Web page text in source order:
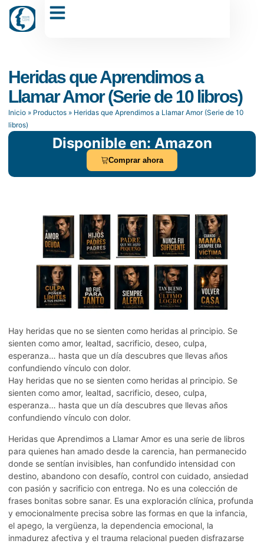
Heridas que Aprendimos a
Llamar Amor (Serie de 10 libros)
Inicio » Productos » Heridas que Aprendimos a Llamar Amor (Serie de 10
libros)
Disponible en: Amazon
Comprar ahora
Hay heridas que no se sienten como heridas al principio. Se
sienten como amor, lealtad, sacrificio, deseo, culpa,
esperanza… hasta que un día descubres que llevas años
confundiendo vínculo con dolor.
Hay heridas que no se sienten como heridas al principio. Se
sienten como amor, lealtad, sacrificio, deseo, culpa,
esperanza… hasta que un día descubres que llevas años
confundiendo vínculo con dolor.
Heridas que Aprendimos a Llamar Amor es una serie de libros
para quienes han amado desde la carencia, han permanecido
donde se sentían invisibles, han confundido intensidad con
destino, abandono con desafío, control con cuidado, ansiedad
con pasión y sacrificio con entrega. No es una colección de
frases bonitas sobre sanar. Es una exploración clínica, profunda
y emocionalmente precisa sobre las formas en que la infancia,
el apego, la vergüenza, la dependencia emocional, la
inmadurez afectiva y el trauma relacional pueden disfrazarse